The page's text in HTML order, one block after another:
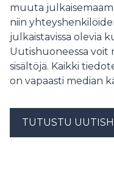
muuta
niin
julkaistavissa olevia
Uutishuoneessa voit
sisältöjä. Kaikki
on vapaasti median
TUTUSTU